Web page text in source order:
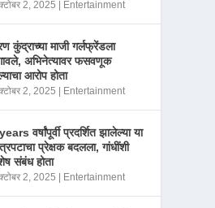
2, 2025 Entertainment
कुंद्राच्या माजी गर्लफ्रेंडला
अभिनेत्यावर फसवणूक
आरोप होता
2, 2025 Entertainment
वर्षांपूर्वी प्रदर्शित झालेल्या या
प्रेक्षक बदलला, गांधींशी
संबंध होता
2, 2025 Entertainment